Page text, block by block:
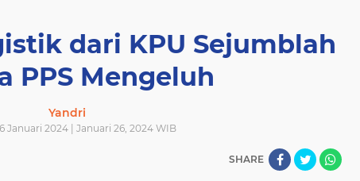
dari KPU Sejumblah
PPS Mengeluh
Yandri
Januari 2024 | Januari 26, 2024 WIB
SHARE